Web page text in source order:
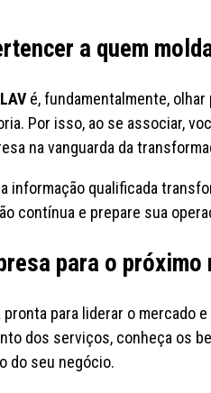
a quem
é, fundamentalmente,
Por isso, ao se associar,
na vanguarda da
a informação qualificada
contínua e prepare sua
para o próximo
pronta para liderar o
dos serviços, conheça os
do seu negócio.